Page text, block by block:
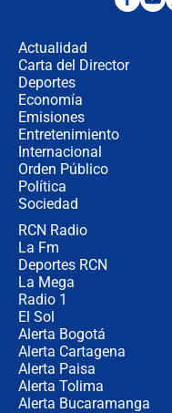
Actualidad
Carta del Director
Deportes
Economía
Emisiones
Entretenimiento
Internacional
Orden Público
Política
Sociedad
RCN Radio
La Fm
Deportes RCN
La Mega
Radio 1
El Sol
Alerta Bogotá
Alerta Cartagena
Alerta Paisa
Alerta Tolima
Alerta Bucaramanga